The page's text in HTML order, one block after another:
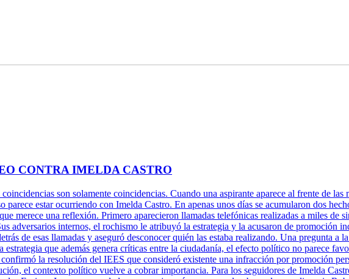
CONTRA IMELDA CASTRO
son solamente coincidencias. Cuando una aspirante aparece al frente de
estar ocurriendo con Imelda Castro. En apenas unos días se acumularon dos
merece una reflexión. Primero aparecieron llamadas telefónicas realizadas a miles de
adversarios internos, el rochismo le atribuyó la estrategia y la acusaron de promoción
de esas llamadas y aseguró desconocer quién las estaba realizando. Una pregunta a
que además genera críticas entre la ciudadanía, el efecto político no parece
la resolución del IEES que consideró existente una infracción por promoción
el contexto político vuelve a cobrar importancia. Para los seguidores de Imelda